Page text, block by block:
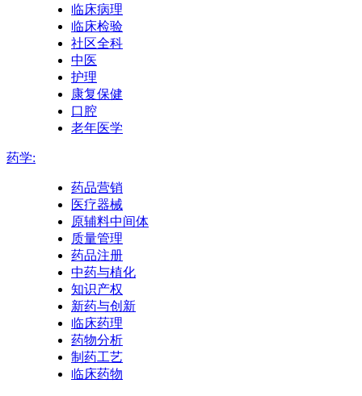
临床病理
临床检验
社区全科
中医
护理
康复保健
口腔
老年医学
药学:
药品营销
医疗器械
原辅料中间体
质量管理
药品注册
中药与植化
知识产权
新药与创新
临床药理
药物分析
制药工艺
临床药物